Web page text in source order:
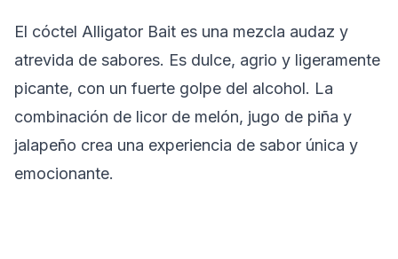
El cóctel Alligator Bait es una mezcla audaz y
atrevida de sabores. Es dulce, agrio y ligeramente
picante, con un fuerte golpe del alcohol. La
combinación de licor de melón, jugo de piña y
jalapeño crea una experiencia de sabor única y
emocionante.